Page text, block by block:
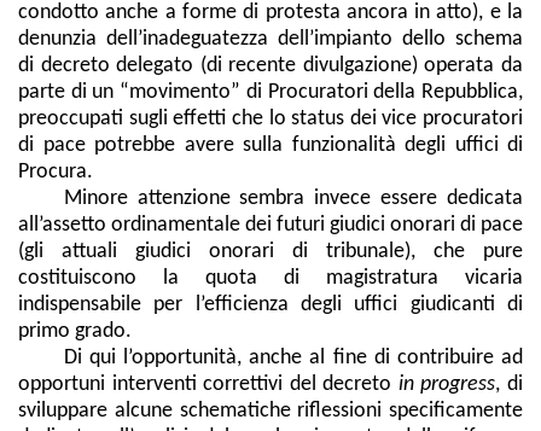
condotto anche a forme di protesta ancora in atto), e la
denunzia dell’inadeguatezza dell’impianto dello schema
di decreto delegato (di recente divulgazione) operata da
parte di un “movimento” di Procuratori della Repubblica,
preoccupati sugli effetti che lo status dei vice procuratori
di pace potrebbe avere sulla funzionalità degli uffici di
Procura.
Minore attenzione sembra invece essere dedicata
all’assetto ordinamentale dei futuri giudici onorari di pace
(gli attuali giudici onorari di tribunale), che pure
costituiscono la quota di magistratura vicaria
indispensabile per l’efficienza degli uffici giudicanti di
primo grado.
Di qui l’opportunità, anche al fine di contribuire ad
opportuni interventi correttivi del decreto in progress, di
sviluppare alcune schematiche riflessioni specificamente